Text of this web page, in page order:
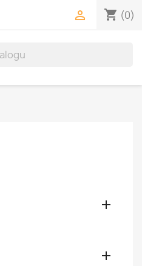
shopping_cart (0)


